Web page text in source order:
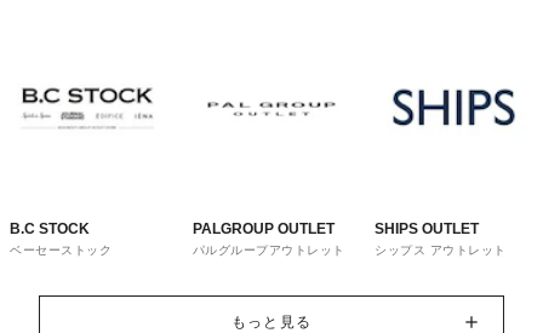
B.C STOCK
ベーセーストック
PALGROUP OUTLET
パルグループアウトレット
SHIPS OUTLET
シップス アウトレット
もっと見る